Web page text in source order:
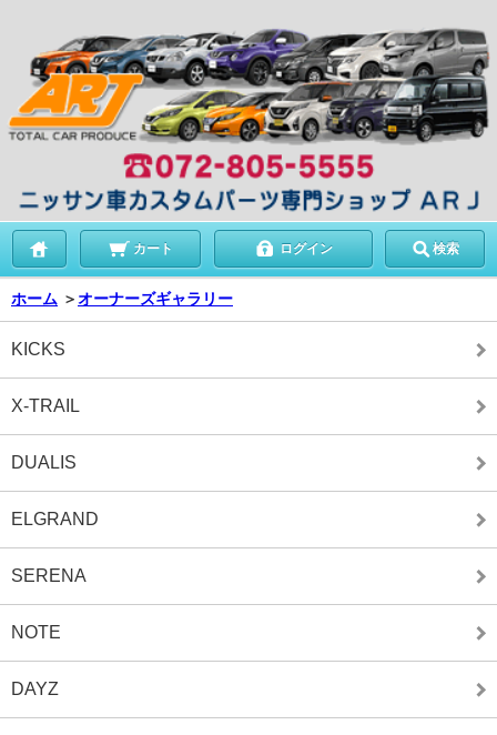
カート ログイン 検索
ホーム ＞オーナーズギャラリー
KICKS
X-TRAIL
DUALIS
ELGRAND
SERENA
NOTE
DAYZ